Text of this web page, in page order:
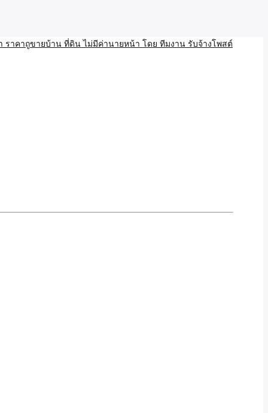
และAI โพสต์บ้านที่ดิน
สอสังหา ราคาถูขายบ้าน
ขายที่ดิน เว็บประกาศ โพส โฆษณา ลงประกาศฟรี